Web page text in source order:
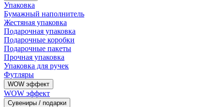
Упаковка
Бумажный наполнитель
Жестяная упаковка
Подарочная упаковка
Подарочные коробки
Подарочные пакеты
Прочная упаковка
Упаковка для ручек
Футляры
WOW эффект
WOW эффект
Сувениры / подарки